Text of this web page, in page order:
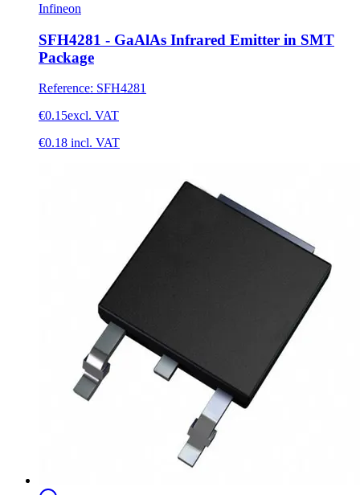
Infineon
SFH4281 - GaAlAs Infrared Emitter in SMT
Package
Reference: SFH4281
€0.15excl. VAT
€0.18 incl. VAT